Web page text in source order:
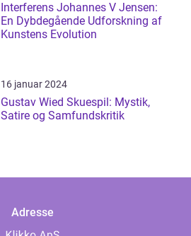
Interferens Johannes V Jensen:
En Dybdegående Udforskning af
Kunstens Evolution
16 januar 2024
Gustav Wied Skuespil: Mystik,
Satire og Samfundskritik
Adresse